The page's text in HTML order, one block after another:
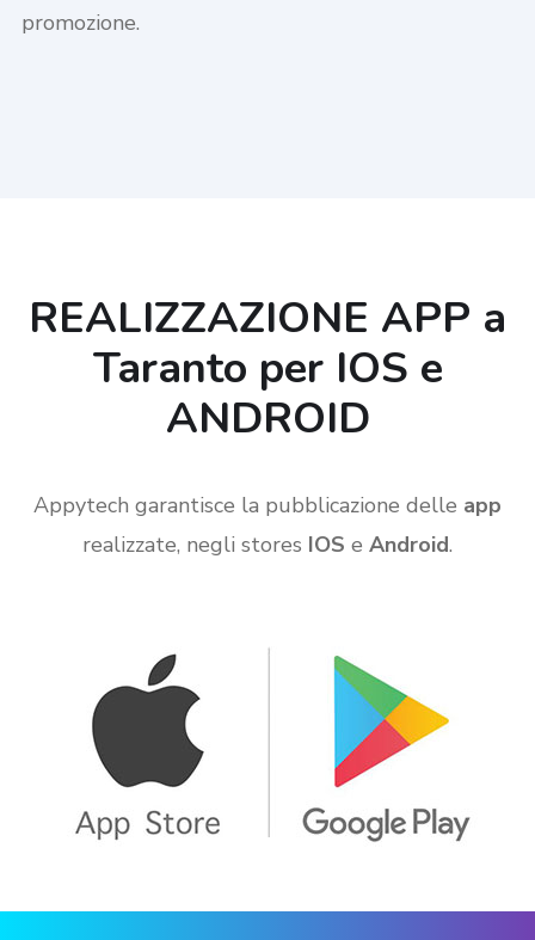
promozione.
REALIZZAZIONE APP a
Taranto per IOS e
ANDROID
Appytech garantisce la pubblicazione delle app
realizzate, negli stores IOS e Android.